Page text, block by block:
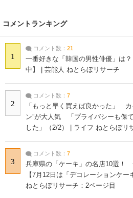
コメントランキング
1
コメント数： 21
一番好きな「韓国の男性俳優」は
中】 | 芸能人 ねとらぼリサーチ
2
コメント数： 7
「もっと早く買えば良かった」
ン”が大人気 「プライバシーも保
した」（2/2） | ライフ ねとらぼリ
3
コメント数： 7
兵庫県の「ケーキ」の名店10選！
【7月12日は「デコレーションケ
ねとらぼリサーチ：2ページ目